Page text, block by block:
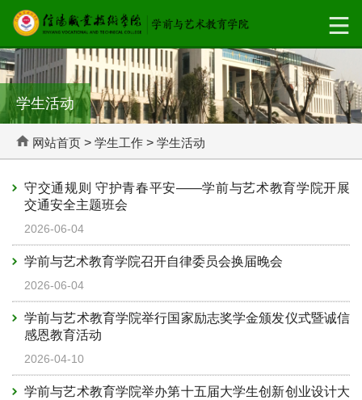
学生活动
网站首页 > 学生工作 > 学生活动
守交通规则 守护青春平安——学前与艺术教育学院开展
交通安全主题班会
2026-06-04
学前与艺术教育学院召开自律委员会换届晚会
2026-06-04
学前与艺术教育学院举行国家励志奖学金颁发仪式暨诚信
感恩教育活动
2026-04-10
学前与艺术教育学院举办第十五届大学生创新创业设计大